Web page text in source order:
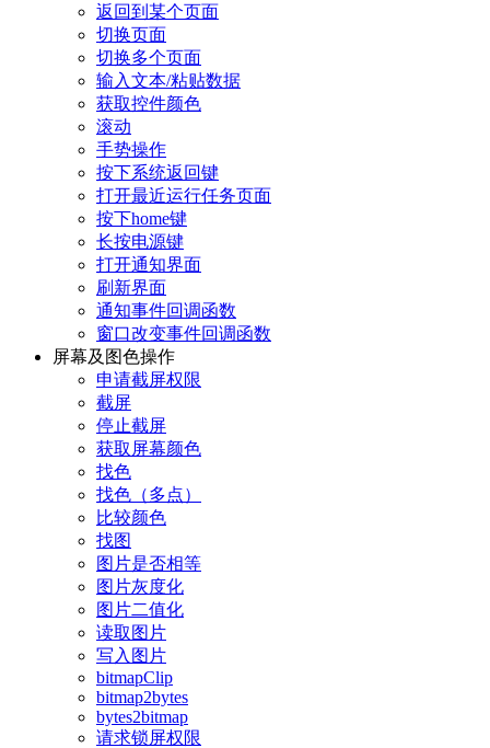
返回到某个页面
切换页面
切换多个页面
输入文本/粘贴数据
获取控件颜色
滚动
手势操作
按下系统返回键
打开最近运行任务页面
按下home键
长按电源键
打开通知界面
刷新界面
通知事件回调函数
窗口改变事件回调函数
屏幕及图色操作
申请截屏权限
截屏
停止截屏
获取屏幕颜色
找色
找色（多点）
比较颜色
找图
图片是否相等
图片灰度化
图片二值化
读取图片
写入图片
bitmapClip
bitmap2bytes
bytes2bitmap
请求锁屏权限